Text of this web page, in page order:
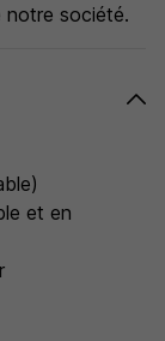
société.
et en